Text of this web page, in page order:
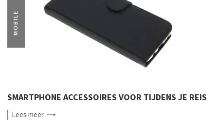
MOBILE
SMARTPHONE ACCESSOIRES VOOR TIJDENS JE REIS
Leesmeer